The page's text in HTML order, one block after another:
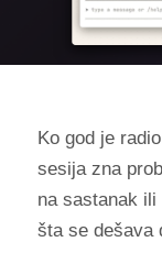
Ko god je
sesija zna
na sastanak
šta se dešava